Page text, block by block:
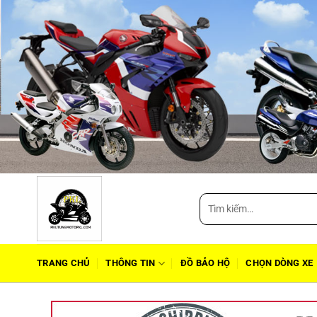
Tìm
kiếm:
TRANG CHỦ THÔNG TIN ĐỒ BẢO HỘ CHỌN DÒNG XE